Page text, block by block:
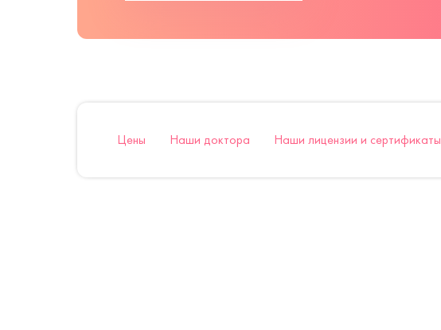
Цены Наши доктора Наши лицензии и сертификаты